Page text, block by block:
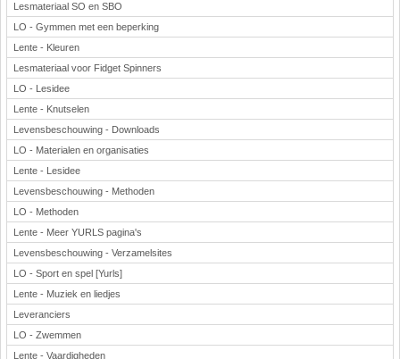
Lesmateriaal SO en SBO
LO - Gymmen met een beperking
Lente - Kleuren
Lesmateriaal voor Fidget Spinners
LO - Lesidee
Lente - Knutselen
Levensbeschouwing - Downloads
LO - Materialen en organisaties
Lente - Lesidee
Levensbeschouwing - Methoden
LO - Methoden
Lente - Meer YURLS pagina's
Levensbeschouwing - Verzamelsites
LO - Sport en spel [Yurls]
Lente - Muziek en liedjes
Leveranciers
LO - Zwemmen
Lente - Vaardigheden